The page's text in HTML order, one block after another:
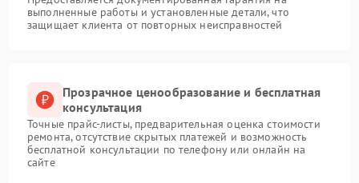
выполненные работы и установленные детали, что
защищает клиента от повторных неисправностей
Прозрачное ценообразование и бесплатная
консультация
Точные прайс-листы, предварительная оценка стоимости
ремонта, отсутствие скрытых платежей и возможность
бесплатной консультации по телефону или онлайн на
сайте